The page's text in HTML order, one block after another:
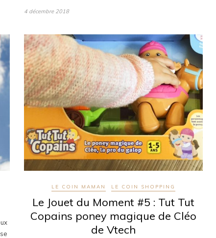
4 décembre 2018
LE COIN MAMAN LE COIN SHOPPING
Le Jouet du Moment #5 : Tut Tut
Copains poney magique de Cléo
de Vtech